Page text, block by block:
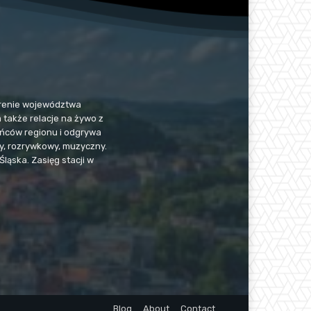
województwa
relacje na żywo z
regionu i odgrywa
rozrywkowy, muzyczny.
Zasięg stacji w
Blog About Contact